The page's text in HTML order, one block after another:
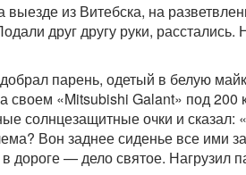
из Витебска, на
друг другу руки,
парень, одетый в белую
своем «Mitsubishi Galant» под 200
солнцезащитные очки и
Вон заднее сиденье все ими
дороге — дело святое. Нагрузил